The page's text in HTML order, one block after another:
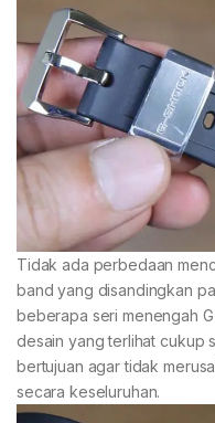
Tidak ada perbedaan
band yang disandingkan
beberapa seri menengah
desain yang terlihat cukup
bertujuan agar tidak
secara keseluruhan.